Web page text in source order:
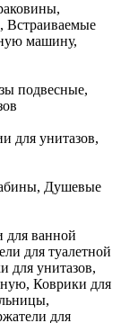
Встраиваемые
машину,
подвесные,
для унитазов,
Душевые
для ванной
для туалетной
для унитазов,
Коврики для
для